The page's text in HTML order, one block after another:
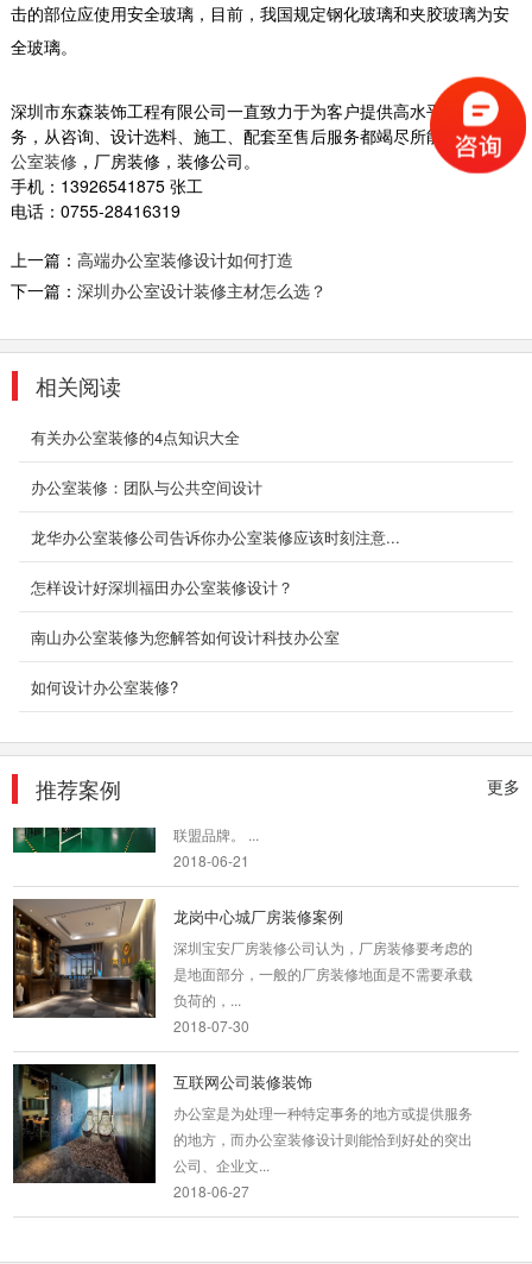
击的部位应使用安全玻璃，目前，我国规定钢化玻璃和夹胶玻璃为安
全玻璃。
深圳市东森装饰工程有限公司一直致力于为客户提供高水平的装修服
务，从咨询、设计选料、施工、配套至售后服务都竭尽所能，专注办
公室装修，厂房装修，装修公司。
手机： 13926541875 张工
电话： 0755-28416319
上一篇： 高端办公室装修设计如何打造
下一篇： 深圳办公室设计装修主材怎么选？
相关阅读
有关办公室装修的4点知识大全
办公室装修：团队与公共空间设计
龙华办公室装修公司告诉你办公室装修应该时刻注意...
怎样设计好深圳福田办公室装修设计？
南山办公室装修为您解答如何设计科技办公室
如何设计办公室装修?
更多
推荐案例
2018-07-30
而本案以全新的办公模式去诠释广告办公空间。
浅色连续又赋予造型与颜色变化，不规则的办公
空间、不规...
2018-07-30
办公室装饰设计案例
该套办公室装修案例，以深色系为主，结合落地
玻璃窗，和厚重实木，铁架材质，凸显厚重感。
2018-06-28
黑色的窗户边框能够将整个客厅的气氛衬托得更
就是想...
中型厂房装修
大中型和小型的办公室区别很大，无论是布局还
是对视觉上的要求，我们今天细说对于空间不同
的办公室设...
2018-09-03
厂房装修设计案例展示
联盟品牌。 ...
2018-06-21
龙岗中心城厂房装修案例
深圳宝安厂房装修公司认为，厂房装修要考虑的
是地面部分，一般的厂房装修地面是不需要承载
负荷的，...
2018-07-30
互联网公司装修装饰
办公室是为处理一种特定事务的地方或提供服务
的地方，而办公室装修设计则能恰到好处的突出
公司、企业文...
2018-06-27
梦幻办公室装修场景